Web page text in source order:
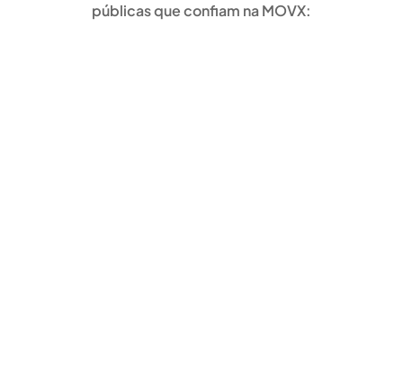
públicas que confiam na MOVX: